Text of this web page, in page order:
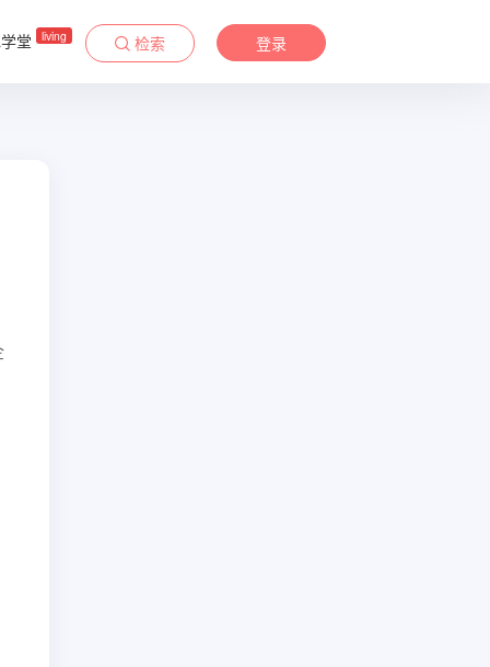
学堂 living 检索 登录